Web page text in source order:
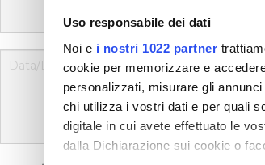
Uso responsabile dei dati
Noi e i nostri 1022 partner
cookie per memorizzare e
personalizzati, misurare gli
chi utilizza i vostri dati e per quali
digitale in cui avete effettuato le
dalla Dichiarazione sui cookie o